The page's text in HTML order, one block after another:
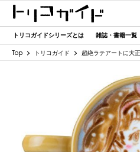
トリコガイドシリーズとは 雑誌・書籍一覧
Top トリコガイド 超絶ラテアートに大